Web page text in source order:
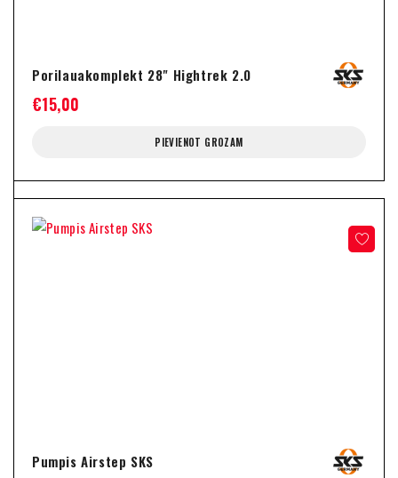
Porilauakomplekt 28" Hightrek 2.0
€15,00
PIEVIENOT GROZAM
Pumpis Airstep SKS